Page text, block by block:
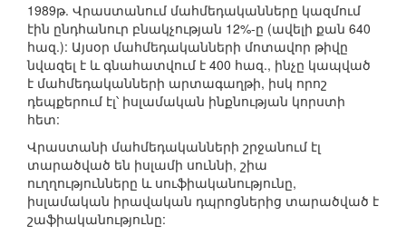
1989թ. Վրաստանում մահմեդականները կազմում
էին ընդհանուր բնակչության 12%-ը (ավելի քան 640
հազ.): Այսօր մահմեդականների մոտավոր թիվը
նվազել է և գնահատվում է 400 հազ., ինչը կապված
է մահմեդականների արտագաղթի, իսկ որոշ
դեպքերում էլ՝ իսլամական ինքնության կորստի
հետ:
Վրաստանի մահմեդականների շրջանում էլ
տարածված են իսլամի սուննի, շիա
ուղղությունները և սուֆիականությունը,
իսլամական իրավական դպրոցներից տարածված է
շաֆիականությունը: